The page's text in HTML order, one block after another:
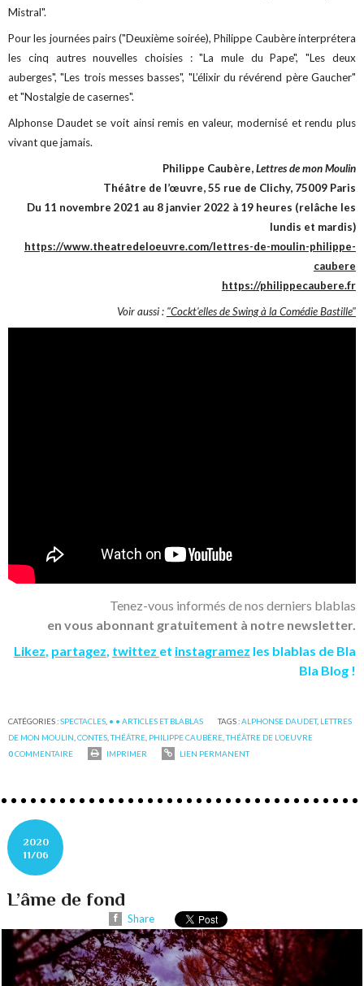
Mistral".
Pour les journées pairs ("Deuxième soirée), Philippe Caubère interprétera
les cinq autres nouvelles choisies : "La mule du Pape", "Les deux
auberges", "Les trois messes basses", "L’élixir du révérend père Gaucher"
et "Nostalgie de casernes".
Alphonse Daudet se voit ainsi remis en valeur, modernisé et rendu plus
vivant que jamais.
Philippe Caubère,Lettres de mon Moulin
Théâtre de l’œuvre, 55 rue de Clichy, 75009 Paris
Du 11 novembre 2021 au 8 janvier 2022 à 19 heures (relâche les
lundis et mardis)
https://www.theatredeloeuvre.com/lettres-de-moulin-philippe-
caubere
https://philippecaubere.fr
Voir aussi : "Cockt'elles de Swing à la Comédie Bastille"
Tenez-vous informés de nos derniers blablas
en vous abonnant gratuitement à notre newsletter.
Likez partagez twittez et instagramez les blablas de Bla
Bla Blog !
CATÉGORIES :SPECTACLES • • ARTICLES ET BLABLAS TAGS :ALPHONSE DAUDET, LETTRES
DE MON MOULIN ,CONTES ,THÉÂTRE PHILIPPE CAUBÈRE ,THÉÂTRE DE L’OEUVRE
0COMMENTAIRE IMPRIMER LIEN PERMANENT
2020
11/06
L’âme de fond
Share